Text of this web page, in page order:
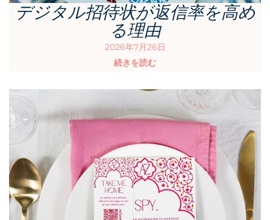
デジタル招待状が返信率を高め
る理由
2026年7月26日
続きを読む